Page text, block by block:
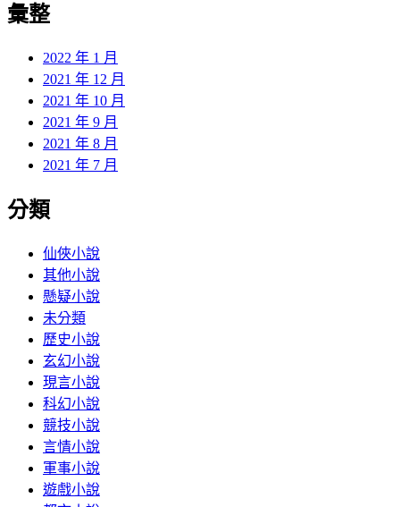
彙整
2022 年 1 月
2021 年 12 月
2021 年 10 月
2021 年 9 月
2021 年 8 月
2021 年 7 月
分類
仙俠小說
其他小說
懸疑小說
未分類
歷史小說
玄幻小說
現言小說
科幻小說
競技小說
言情小說
軍事小說
遊戲小說